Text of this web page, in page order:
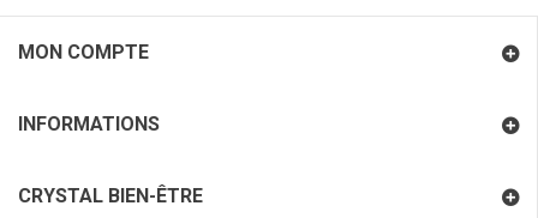
MON COMPTE
INFORMATIONS
CRYSTAL BIEN-ÊTRE